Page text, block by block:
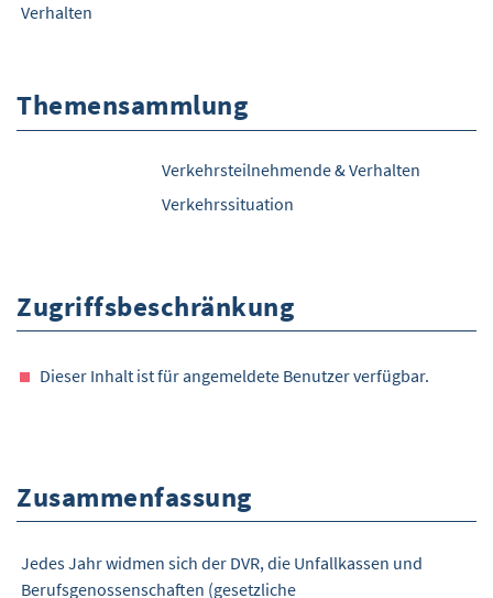
Verhalten
Themensammlung
Verkehrsteilnehmende & Verhalten
Verkehrssituation
Zugriffsbeschränkung
Dieser Inhalt ist für angemeldete Benutzer verfügbar.
Zusammenfassung
Jedes Jahr widmen sich der DVR, die Unfallkassen und
Berufsgenossenschaften (gesetzliche